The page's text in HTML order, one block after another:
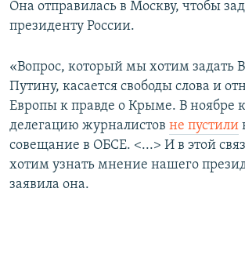
Она отправилась в Москву, чтобы
президенту России.
«Вопрос, который мы хотим задать
Путину, касается свободы слова и
Европы к правде о Крыме. В ноябре
делегацию журналистов не пустили
совещание в ОБСЕ. <...> И в этой
хотим узнать мнение нашего
заявила она.